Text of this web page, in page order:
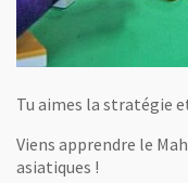
Tu aimes la stratégie
Viens apprendre le
asiatiques !